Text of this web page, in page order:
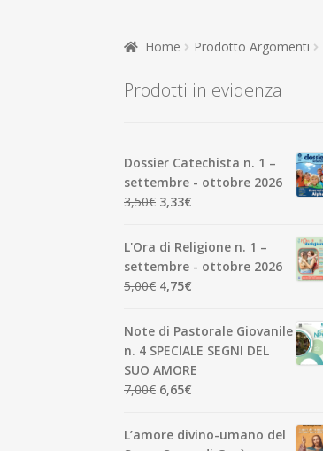
Home Prodotto Argomenti
Prodotti in evidenza
Dossier Catechista n. 1 –
settembre - ottobre 2026
3,50€ Il
originale
era:
3,50€.
3,33€
attuale
è:
L'Ora di Religione n. 1 –
settembre - ottobre 2026
5,00€ Il
originale
era:
5,00€.
4,75€
attuale
è:
4,75€.
Note di Pastorale Giovanile
n. 4 SPECIALE SEGNI DEL
SUO AMORE
7,00€ Il
originale
era:
6,65€
attuale
L’amore divino-umano del